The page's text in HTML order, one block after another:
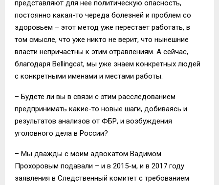
представляют для нее политическую опасность,
постоянно какая-то череда болезней и проблем со
здоровьем – этот метод уже перестает работать, в
том смысле, что уже никто не верит, что нынешние
власти непричастны к этим отравлениям. А сейчас,
благодаря Bellingcat, мы уже знаем конкретных людей
с конкретными именами и местами работы.
– Будете ли вы в связи с этим расследованием
предпринимать какие-то новые шаги, добиваясь и
результатов анализов от ФБР, и возбуждения
уголовного дела в России?
– Мы дважды с моим адвокатом Вадимом
Прохоровым подавали – и в 2015-м, и в 2017 году
заявления в Следственный комитет с требованием